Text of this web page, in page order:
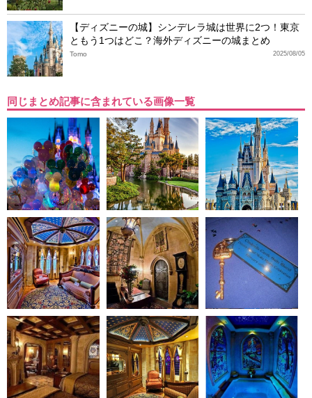
【ディズニーの城】シンデレラ城は世界に2つ！東京
ともう1つはどこ？海外ディズニーの城まとめ
2025/08/05
Tomo
同じまとめ記事に含まれている画像一覧